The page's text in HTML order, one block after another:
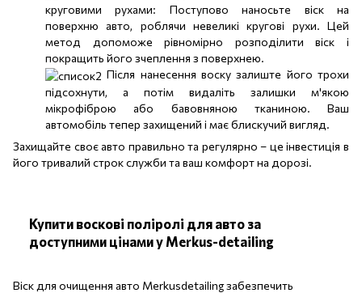
круговими рухами: Поступово наносьте віск на
поверхню авто, роблячи невеликі кругові рухи. Цей
метод допоможе рівномірно розподілити віск і
покращить його зчеплення з поверхнею.
Після нанесення воску залиште його трохи
підсохнути, а потім видаліть залишки м'якою
мікрофіброю або бавовняною тканиною. Ваш
автомобіль тепер захищений і має блискучий вигляд.
Захищайте своє авто правильно та регулярно – це інвестиція в
його тривалий строк служби та ваш комфорт на дорозі.
Купити воскові поліролі для авто за
доступними цінами у Merkus-detailing
Віск для очищення авто Merkusdetailing забезпечить